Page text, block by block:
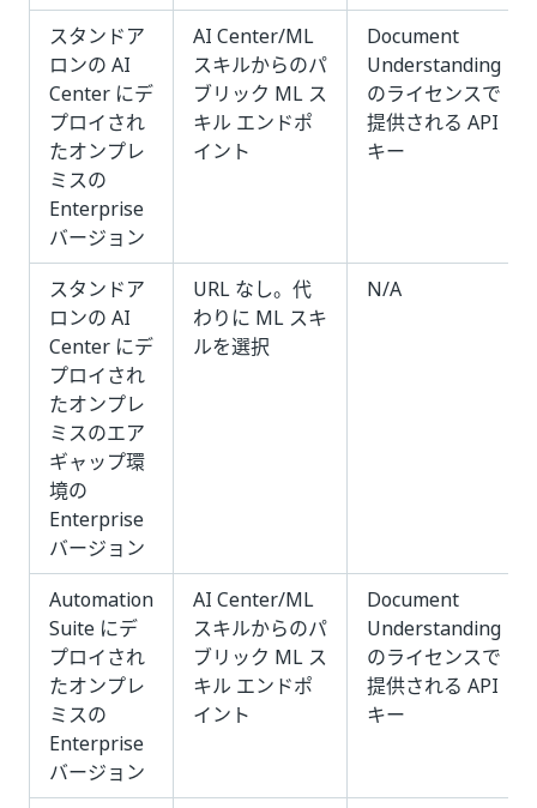
スタンドア
ロンの AI
Center にデ
プロイされ
たオンプレ
ミスの
Enterprise
バージョン
AI Center/ML
スキルからのパ
ブリック ML ス
キル エンドポ
イント
Document
Understanding
のライセンスで
提供される API
キー
スタンドア
ロンの AI
Center にデ
プロイされ
たオンプレ
ミスのエア
ギャップ環
境の
Enterprise
バージョン
URL なし。代
わりに ML スキ
ルを選択
N/A
Automation
Suite にデ
プロイされ
たオンプレ
ミスの
Enterprise
バージョン
AI Center/ML
スキルからのパ
ブリック ML ス
キル エンドポ
イント
Document
Understanding
のライセンスで
提供される API
キー